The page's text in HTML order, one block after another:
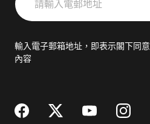
輸
郵
輸入電子郵箱地址，即表示閣下同意
內容